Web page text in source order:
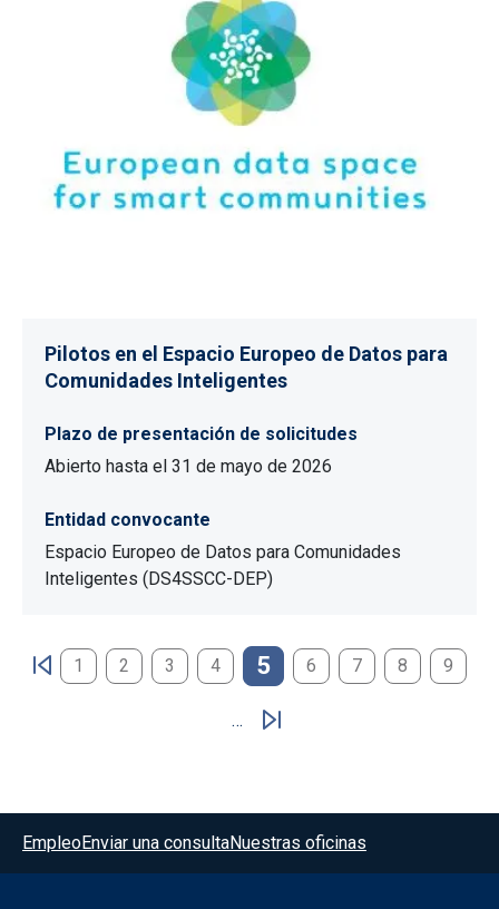
Pilotos en el Espacio Europeo de Datos para
Comunidades Inteligentes
Plazo de presentación de solicitudes
Abierto hasta el 31 de mayo de 2026
Entidad convocante
Espacio Europeo de Datos para Comunidades
Inteligentes (DS4SSCC-DEP)
Paginación
1 2 3 4 5 6 7 8 9
…
Menú del pie
EmpleoEnviar una consultaNuestras oficinas